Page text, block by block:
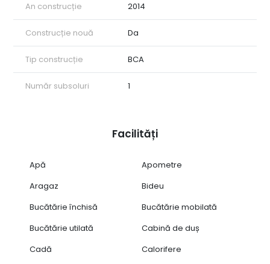
An construcție 2014
Construcție nouă Da
Tip construcție BCA
Număr subsoluri 1
Facilități
Apă
Apometre
Aragaz
Bideu
Bucătărie închisă
Bucătărie mobilată
Bucătărie utilată
Cabină de duș
Cadă
Calorifere